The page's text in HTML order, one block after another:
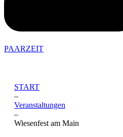
PAARZEIT
START
–
Veranstaltungen
–
Wiesenfest am Main